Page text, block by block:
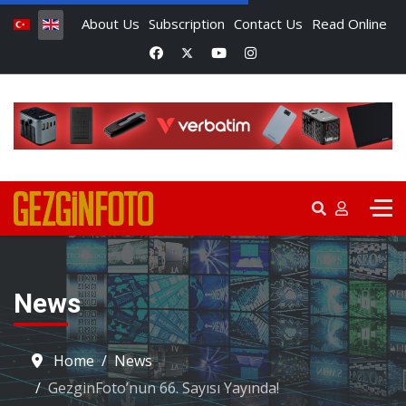
About Us Subscription Contact Us Read Online
News
Home
News
GezginFoto’nun 66. Sayısı Yayında!